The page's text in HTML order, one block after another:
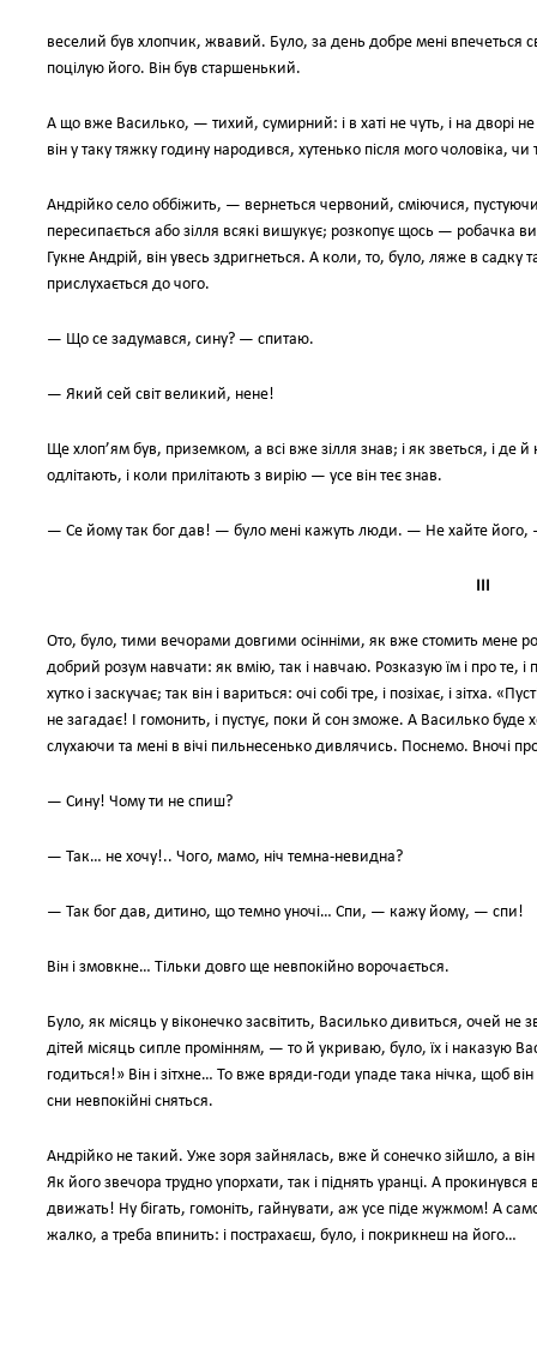
веселий був хлопчик, жвавий. Було, за день добре мені впечеться
поцілую його. Він був старшенький.
А що вже Василько, — тихий, сумирний: і в хаті не чуть, і на дворі
він у таку тяжку годину народився, хутенько після мого чоловіка,
Андрійко село оббіжить, — вернеться червоний, сміючися,
пересипається або зілля всякі вишукує; розкопує щось —
Гукне Андрій, він увесь здригнеться. А коли, то, було, ляже в садку
прислухається до чого.
— Що се задумався, сину? — спитаю.
— Який сей світ великий, нене!
Ще хлоп’ям був, приземком, а всі вже зілля знав; і як зветься, і де
одлітають, і коли прилітають з вирію — усе він теє знав.
— Се йому так бог дав! — було мені кажуть люди. — Не хайте його,
III
Ото, було, тими вечорами довгими осінніми, як вже стомить мене
добрий розум навчати: як вмію, так і навчаю. Розказую їм і про те,
хутко і заскучає; так він і вариться: очі собі тре, і позіхає, і
не загадає! І гомонить, і пустує, поки й сон зможе. А Василько буде
слухаючи та мені в вічі пильнесенько дивлячись. Поснемо. Вночі
— Сину! Чому ти не спиш?
— Так… не хочу!.. Чого, мамо, ніч темна-невидна?
— Так бог дав, дитино, що темно уночі… Спи, — кажу йому, — спи!
Він і змовкне… Тільки довго ще невпокійно ворочається.
Було, як місяць у віконечко засвітить, Василько дивиться, очей
дітей місяць сипле промінням, — то й укриваю, було, їх і наказую
годиться!» Він і зітхне… То вже вряди-годи упаде така нічка, щоб
сни невпокійні сняться.
Андрійко не такий. Уже зоря зайнялась, вже й сонечко зійшло, а
Як його звечора трудно упорхати, так і піднять уранці. А
движать! Ну бігать, гомоніть, гайнувати, аж усе піде жужмом! А
жалко, а треба впинить: і пострахаєш, було, і покрикнеш на його…